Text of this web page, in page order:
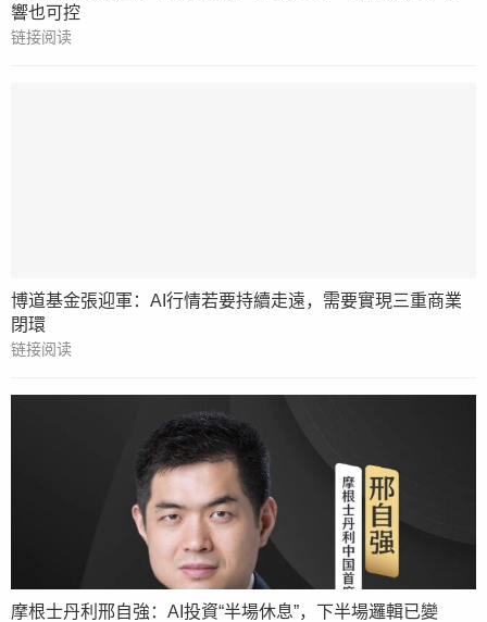
響也可控
链接阅读
博道基金張迎軍：AI行情若要持續走遠，需要實現三重商業
閉環
链接阅读
摩根士丹利邢自強：AI投資“半場休息”，下半場邏輯已變